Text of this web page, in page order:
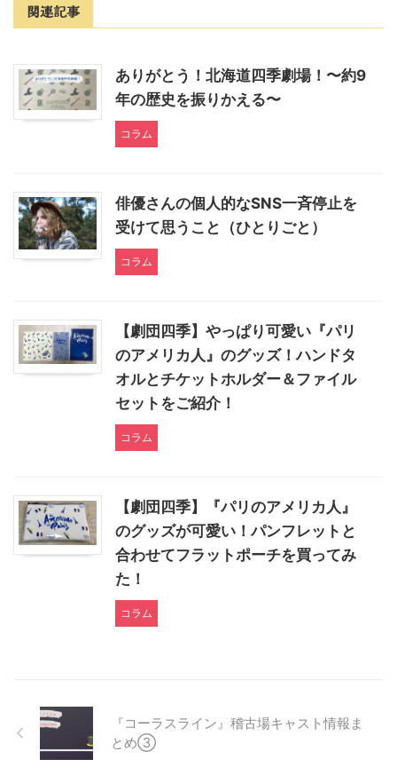
関連記事
ありがとう！北海道四季劇場！〜約9
年の歴史を振りかえる〜
コラム
俳優さんの個人的なSNS一斉停止を
受けて思うこと（ひとりごと）
コラム
【劇団四季】やっぱり可愛い『パリ
のアメリカ人』のグッズ！ハンドタ
オルとチケットホルダー＆ファイル
セットをご紹介！
コラム
【劇団四季】『パリのアメリカ人』
のグッズが可愛い！パンフレットと
合わせてフラットポーチを買ってみ
た！
コラム
『コーラスライン』稽古場キャスト情報ま
とめ③